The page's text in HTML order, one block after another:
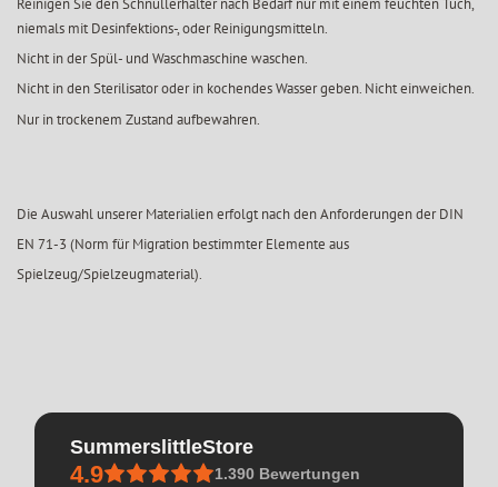
Reinigen Sie den Schnullerhalter nach Bedarf nur mit einem feuchten Tuch,
niemals mit Desinfektions-, oder Reinigungsmitteln.
Nicht in der Spül- und Waschmaschine waschen.
Nicht in den Sterilisator oder in kochendes Wasser geben. Nicht einweichen.
Nur in trockenem Zustand aufbewahren.
Die Auswahl unserer Materialien erfolgt nach den Anforderungen der DIN
EN 71-3 (Norm für Migration bestimmter Elemente aus
Spielzeug/Spielzeugmaterial).
SummerslittleStore
4.9 1.390 Bewertungen